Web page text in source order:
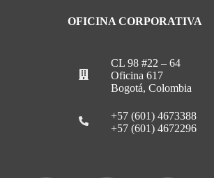
OFICINA CORPORATIVA
CL 98 #22 – 64
Oficina 617
Bogotá, Colombia
+57 (601) 4673388
+57 (601) 4672296